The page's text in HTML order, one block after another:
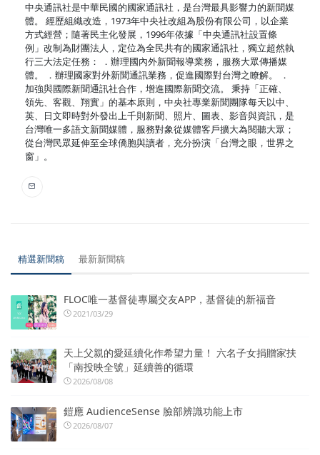
中央通訊社是中華民國的國家通訊社，是台灣最具影響力的新聞媒
體。 經歷組織改造，1973年中央社改組為股份有限公司，以企業
方式經營；隨著民主化發展，1996年依據「中央通訊社設置條
例」改制為財團法人，定位為全民共有的國家通訊社，獨立超然執
行三大法定任務： ．辦理國內外新聞報導業務，服務大眾傳播媒
體。 ．辦理國家對外新聞通訊業務，促進國際對台灣之瞭解。 ．
加強與國際新聞通訊社合作，增進國際新聞交流。 秉持「正確、
領先、客觀、翔實」的基本原則，中央社專業新聞團隊每天以中、
英、日文即時對外發出上千則新聞、照片、圖表、影音與資訊，是
台灣唯一多語文新聞媒體，服務對象從媒體客戶擴大為閱聽大眾；
從台灣民眾延伸至全球僑胞與讀者，充分扮演「台灣之眼，世界之
窗」。
精選新聞稿 最新新聞稿
FLOC唯一基督徒專屬交友APP，基督徒的新福音
2021/03/29
天上父親的愛延續化作希望力量！ 六名子女捐贈家扶
「南投映全號」延續善的循環
2026/08/08
鎧應 AudienceSense 臉部辨識功能上市
2026/08/07